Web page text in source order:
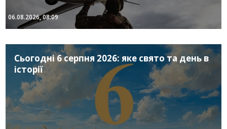
06.08.2026, 08:09
Сьогодні 6 серпня 2026: яке свято та день в
історії